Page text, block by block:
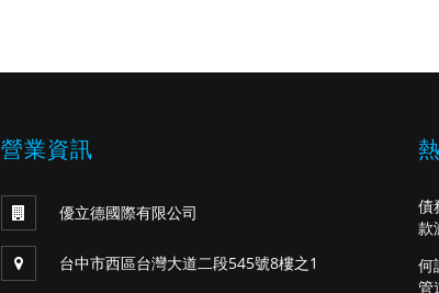
營業資訊
優立德國際有限公司
台中市西區台灣大道二段545號8樓之1
債
款
何
管